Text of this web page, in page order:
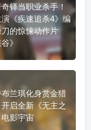
铎当职业杀手！
《疾速追杀4》编
的惊悚动作片
》
兰琪化身赏金猎
启全新《无主之
影宇宙